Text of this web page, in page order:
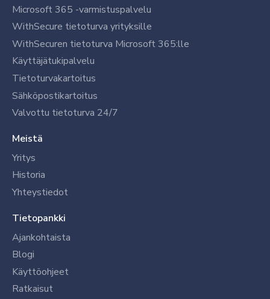
Microsoft 365 -varmistuspalvelu
WithSecure tietoturva yrityksille
WithSecuren tietoturva Microsoft 365:lle
Käyttäjätukipalvelu
Tietoturvakartoitus
Sähköpostikartoitus
Valvottu tietoturva 24/7
Meistä
Yritys
Historia
Yhteystiedot
Tietopankki
Ajankohtaista
Blogi
Käyttöohjeet
Ratkaisut